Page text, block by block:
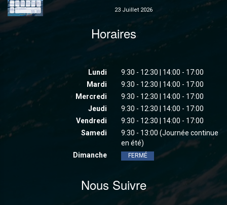
23 Juillet 2026
Horaires
Lundi
9:30 - 12:30 | 14:00 - 17:00
Mardi
9:30 - 12:30 | 14:00 - 17:00
Mercredi
9:30 - 12:30 | 14:00 - 17:00
Jeudi
9:30 - 12:30 | 14:00 - 17:00
Vendredi
9:30 - 12:30 | 14:00 - 17:00
Samedi
9:30 - 13:00 (Journée continue
en été)
Dimanche
FERMÉ
Nous Suivre